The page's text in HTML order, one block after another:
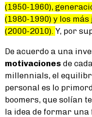
(1950-1960),
(1980-1990) y los
(2000-2010). Y, por
De acuerdo a una
motivaciones de
millennials, el
personal es lo
boomers, que solían
la idea de formar una